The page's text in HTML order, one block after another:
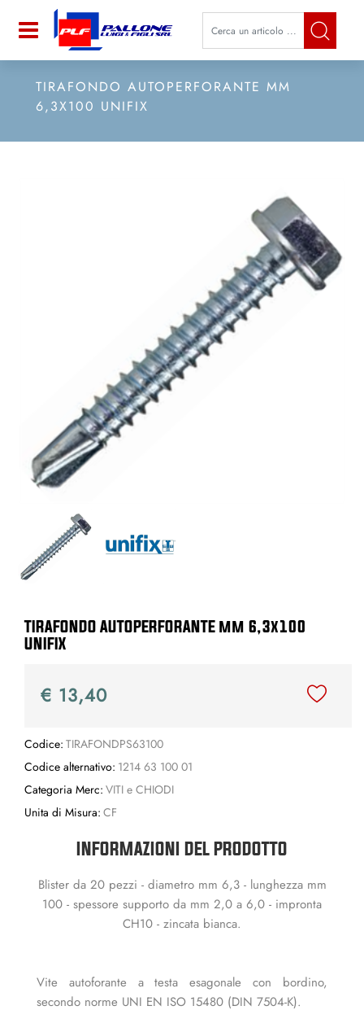
Open La modifica di un filtro
TIRAFONDO AUTOPERFORANTE MM
6,3X100 UNIFIX
TIRAFONDO AUTOPERFORANTE mm 6,3x100
UNIFIX
€ 13,40
Codice: TIRAFONDPS63100
Codice alternativo: 1214 63 100 01
Categoria Merc: VITI e CHIODI
Unita di Misura: CF
INFORMAZIONI DEL PRODOTTO
Blister da 20 pezzi - diametro mm 6,3 - lunghezza mm
100 - spessore supporto da mm 2,0 a 6,0 - impronta
CH10 - zincata bianca.
Vite autoforante a testa esagonale con bordino,
secondo norme UNI EN ISO 15480 (DIN 7504-K).